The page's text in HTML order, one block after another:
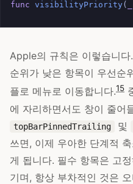
func visibilityPriority(
Apple의 규칙은 이렇습니
순위가 낮은 항목이 우선순
플로 메뉴로 이동합니다.15
에 자리하면서도 창이 줄어
topBarPinnedTrailing 및
쓰면, 이제 우아한 단계적
게 됩니다. 필수 항목은 고
기며, 항상 부차적인 것은